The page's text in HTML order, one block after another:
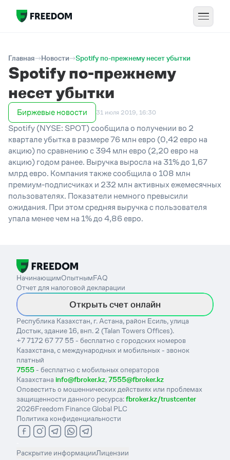
Главная Новости Spotify по-прежнему несет убытки
Spotify по-прежнему
несет убытки
Биржевые новости 31 июля 2019, 16:30
Spotify (NYSE: SPOT) сообщила о получении во 2
квартале убытка в размере 76 млн евро (0,42 евро на
акцию) по сравнению с 394 млн евро (2,20 евро на
акцию) годом ранее. Выручка выросла на 31% до 1,67
млрд евро. Компания также сообщила о 108 млн
премиум-подписчиках и 232 млн активных ежемесячных
пользователях. Показатели немного превысили
ожидания. При этом средняя выручка с пользователя
упала менее чем на 1% до 4,86 евро.
НачинающимОпытнымFAQ
Отчет для налоговой декларации
Открыть счет онлайн
Республика Казахстан, г. Астана, район Есиль, улица
Достык, здание 16, внп. 2 (Talan Towers Offices).
+7 7172 67 77 55 - бесплатно с городских номеров
Казахстана, с международных и мобильных - звонок
платный
7555- бесплатно с мобильных операторов
Казахстанаinfo@fbroker.kz,7555@fbroker.kz
Оповестить о мошеннических действиях или проблемах
защищенности данного ресурса:fbroker.kz/trustcenter
2026Freedom Finance Global PLC
Политика конфиденциальности
Раскрытие информацииЛицензии